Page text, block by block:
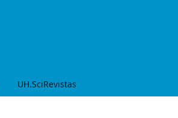
UH.SciRevistas